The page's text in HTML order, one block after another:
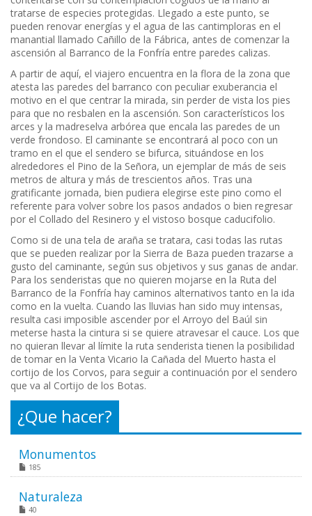
tratarse de especies protegidas. Llegado a este punto, se
pueden renovar energías y el agua de las cantimploras en el
manantial llamado Cañillo de la Fábrica, antes de comenzar la
ascensión al Barranco de la Fonfría entre paredes calizas.
A partir de aquí, el viajero encuentra en la flora de la zona que
atesta las paredes del barranco con peculiar exuberancia el
motivo en el que centrar la mirada, sin perder de vista los pies
para que no resbalen en la ascensión. Son característicos los
arces y la madreselva arbórea que encala las paredes de un
verde frondoso. El caminante se encontrará al poco con un
tramo en el que el sendero se bifurca, situándose en los
alrededores el Pino de la Señora, un ejemplar de más de seis
metros de altura y más de trescientos años. Tras una
gratificante jornada, bien pudiera elegirse este pino como el
referente para volver sobre los pasos andados o bien regresar
por el Collado del Resinero y el vistoso bosque caducifolio.
Como si de una tela de araña se tratara, casi todas las rutas
que se pueden realizar por la Sierra de Baza pueden trazarse a
gusto del caminante, según sus objetivos y sus ganas de andar.
Para los senderistas que no quieren mojarse en la Ruta del
Barranco de la Fonfría hay caminos alternativos tanto en la ida
como en la vuelta. Cuando las lluvias han sido muy intensas,
resulta casi imposible ascender por el Arroyo del Baúl sin
meterse hasta la cintura si se quiere atravesar el cauce. Los que
no quieran llevar al límite la ruta senderista tienen la posibilidad
de tomar en la Venta Vicario la Cañada del Muerto hasta el
cortijo de los Corvos, para seguir a continuación por el sendero
que va al Cortijo de los Botas.
¿Que hacer?
Monumentos
185
Naturaleza
40